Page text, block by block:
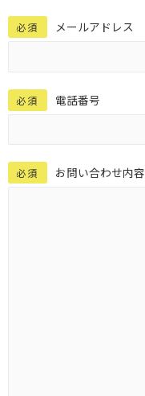
必須 メールアドレス
必須 電話番号
必須 お問い合わせ内容